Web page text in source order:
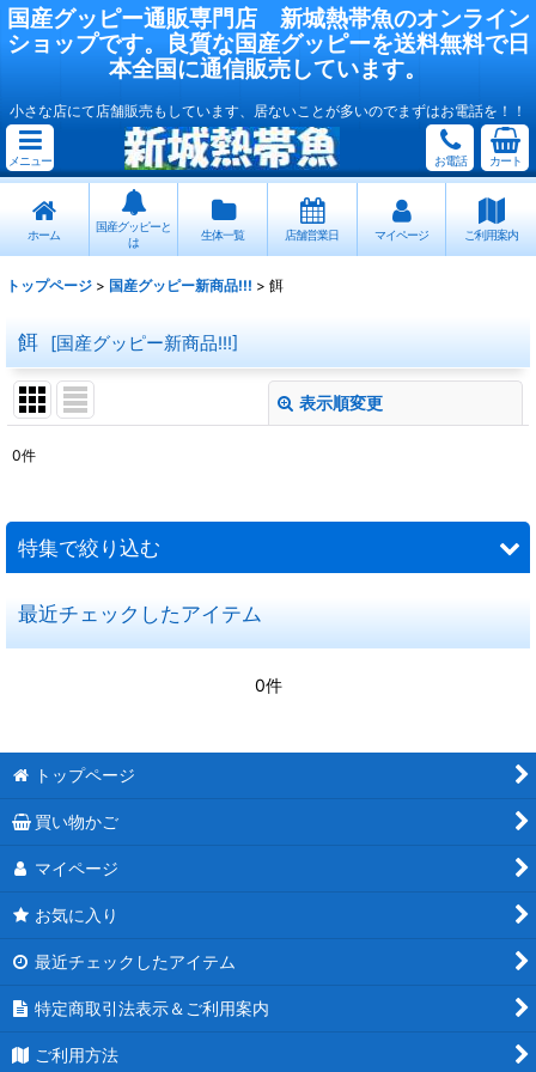
国産グッピー通販専門店 新城熱帯魚のオンライン
ショップです。良質な国産グッピーを送料無料で日
本全国に通信販売しています。
小さな店にて店舗販売もしています、居ないことが多いのでまずはお電話を！！
メニュー お電話 カート
ホーム
国産グッピーと
は
生体一覧 店舗営業日 マイページ ご利用案内
トップページ > 国産グッピー新商品!!! > 餌
餌 [国産グッピー新商品!!!]
表示順変更
在庫あり
絞り込む
0件
特集で絞り込む
国産グッピー
餌
最近チェックしたアイテム
0件
トップページ
買い物かご
マイページ
お気に入り
最近チェックしたアイテム
特定商取引法表示＆ご利用案内
ご利用方法